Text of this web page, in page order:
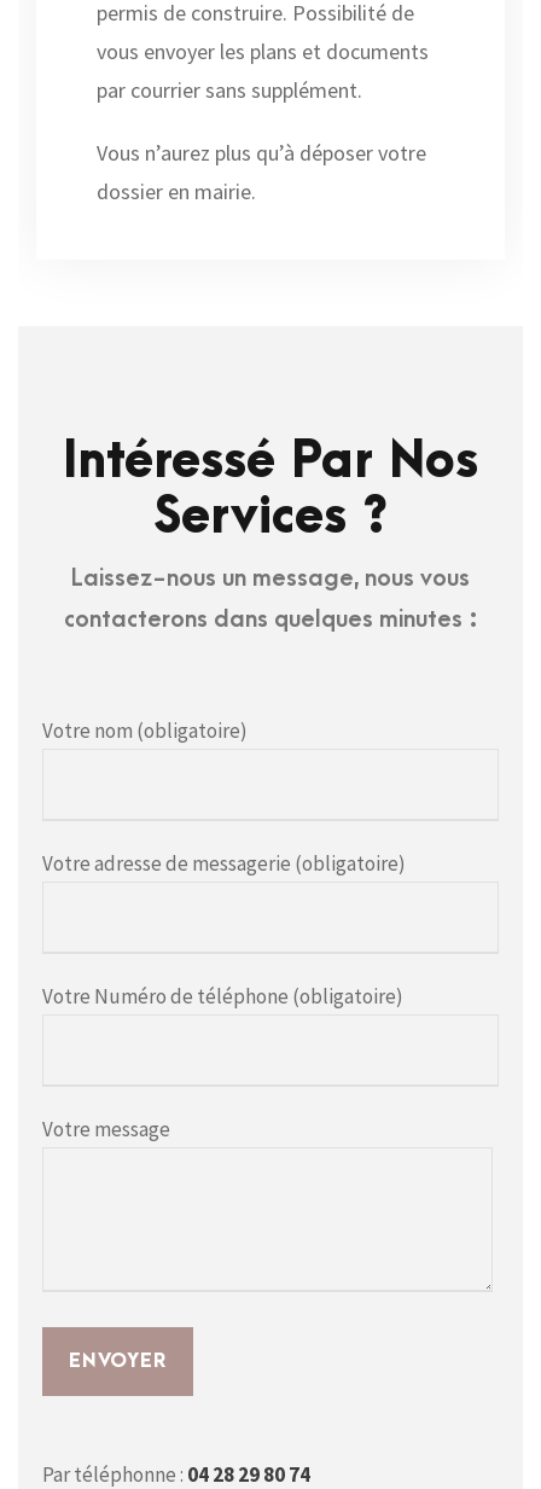
permis de construire. Possibilité de
vous envoyer les plans et documents
par courrier sans supplément.
Vous n’aurez plus qu’à déposer votre
dossier en mairie.
Intéressé Par Nos
Services ?
Laissez-nous un message, nous vous
contacterons dans quelques minutes :
Votre nom (obligatoire)
Votre adresse de messagerie (obligatoire)
Votre Numéro de téléphone (obligatoire)
Votre message
Par téléphonne : 04 28 29 80 74